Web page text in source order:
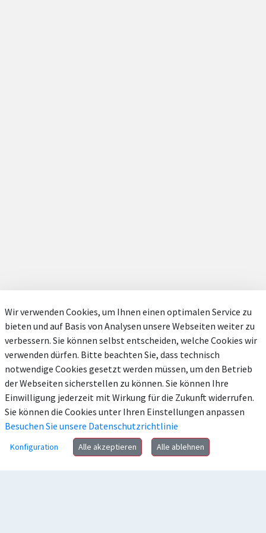
Wir verwenden Cookies, um Ihnen einen optimalen Service zu
bieten und auf Basis von Analysen unsere Webseiten weiter zu
verbessern. Sie können selbst entscheiden, welche Cookies wir
verwenden dürfen. Bitte beachten Sie, dass technisch
notwendige Cookies gesetzt werden müssen, um den Betrieb
der Webseiten sicherstellen zu können. Sie können Ihre
Einwilligung jederzeit mit Wirkung für die Zukunft widerrufen.
Sie können die Cookies unter Ihren Einstellungen anpassen
Besuchen Sie unsere Datenschutzrichtlinie
Konfiguration Alle akzeptieren Alle ablehnen